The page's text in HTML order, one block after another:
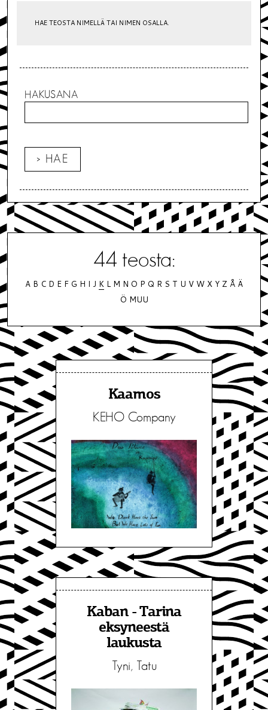
HAE TEOSTA NIMELLÄ TAI NIMEN OSALLA.
HAKUSANA
44 teosta:
A B C D E F G H I J K L M N O P Q R S T U V W X Y Z Å Ä
Ö MUU
Kaamos
KEHO Company
Kaban - Tarina
eksyneestä
laukusta
Tyni, Tatu